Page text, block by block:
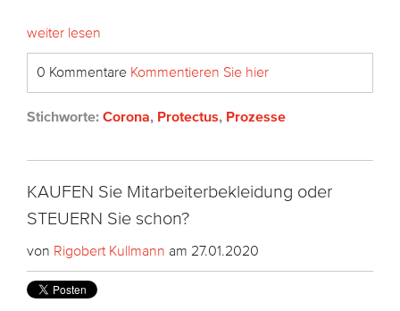
weiter lesen
0 Kommentare Kommentieren Sie hier
Stichworte: Corona, Protectus, Prozesse
KAUFEN Sie Mitarbeiterbekleidung oder
STEUERN Sie schon?
von Rigobert Kullmann am 27.01.2020